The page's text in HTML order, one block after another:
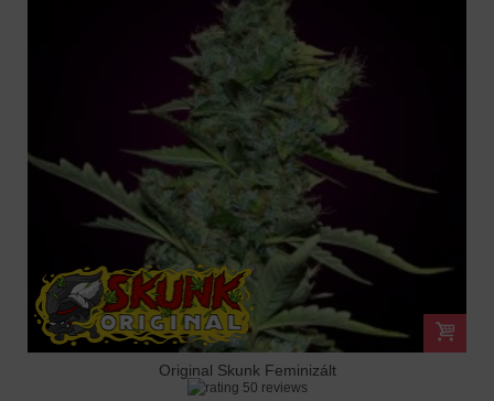
Original Skunk Feminizált
50 reviews